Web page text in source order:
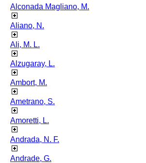
Alconada Magliano, M.
Aliano, N.
Ali, M. L.
Alzugaray, L.
Ambort, M.
Ametrano, S.
Amoretti, L.
Andrada, N. F.
Andrade, G.